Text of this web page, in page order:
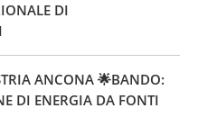
DI
ANCONA 🌟BANDO:
DI ENERGIA DA FONTI